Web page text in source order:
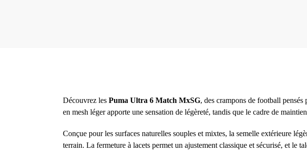
Découvrez les Puma Ultra 6 Match MxSG, des crampons de football
en mesh léger apporte une sensation de légèreté, tandis que le cadre de
Conçue pour les surfaces naturelles souples et mixtes, la semelle extérieure
terrain. La fermeture à lacets permet un ajustement classique et sécurisé, et le